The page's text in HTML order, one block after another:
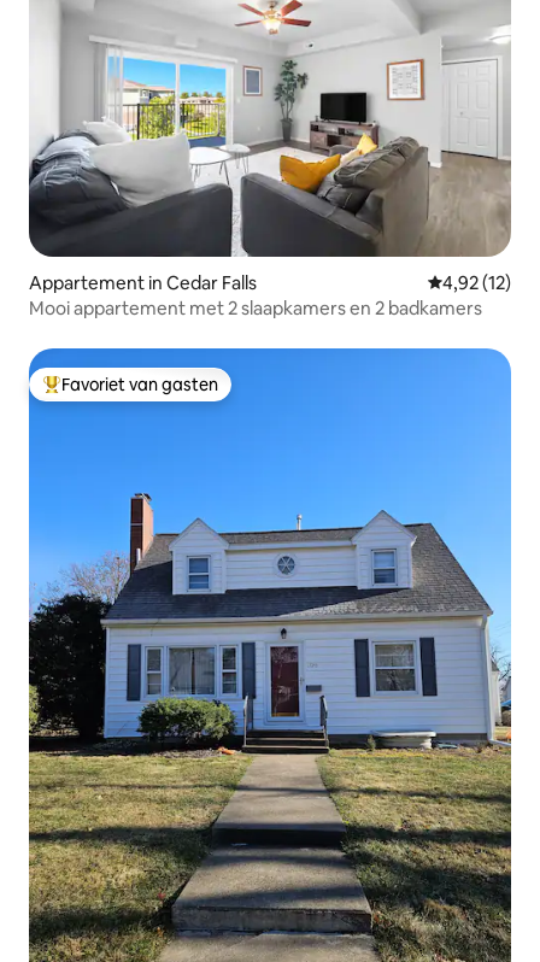
Appartement in Cedar Falls Gemiddelde
4,92 (12)
Mooi appartement met 2 slaapkamers en 2 badkamers
Topfavoriet van gasten
Favoriet van gasten